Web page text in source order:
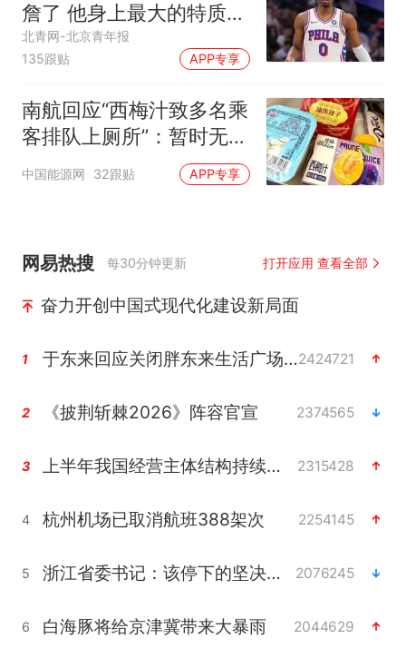
詹了 他身上最大的特质就
是谦逊
北青网-北京青年报
135跟贴
APP专享
南航回应“西梅汁致多名乘
客排队上厕所”：暂时无法
核查是否发放西梅汁
中国能源网 32跟贴 APP专享
网易热搜 每30分钟更新 打开应用 查看全部
奋力开创中国式现代化建设新局面
1 于东来回应关闭胖东来生活广场店2424721
2 《披荆斩棘2026》阵容官宣 2374565
3 上半年我国经营主体结构持续优化 2315428
4 杭州机场已取消航班388架次 2254145
5 浙江省委书记：该停下的坚决停下来 2076245
6 白海豚将给京津冀带来大暴雨 2044629